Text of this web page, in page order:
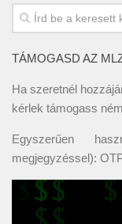
TÁMOGASD AZ
Ha szeretnél
kérlek támogass
Egyszerűen
megjegyzéssel):